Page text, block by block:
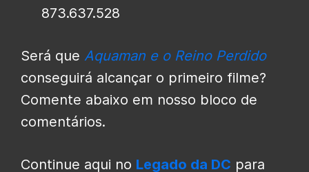
873.637.528
Será que Aquaman e o Reino Perdido
conseguirá alcançar o primeiro filme?
Comente abaixo em nosso bloco de
comentários.
Continue aqui no Legado da DC para